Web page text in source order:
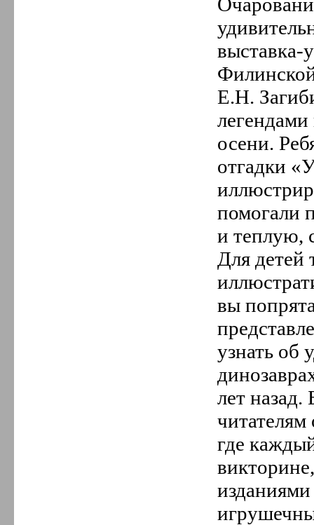
выставка-
Е.Н.
осени.
отгадки
помогали
и теплую,
Для
вы
узнать об
лет
читателям
где